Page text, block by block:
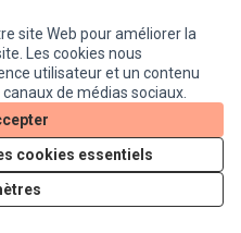
site Web pour améliorer la
Les cookies nous
utilisateur et un contenu
de médias sociaux.
cookies essentiels
pour
des